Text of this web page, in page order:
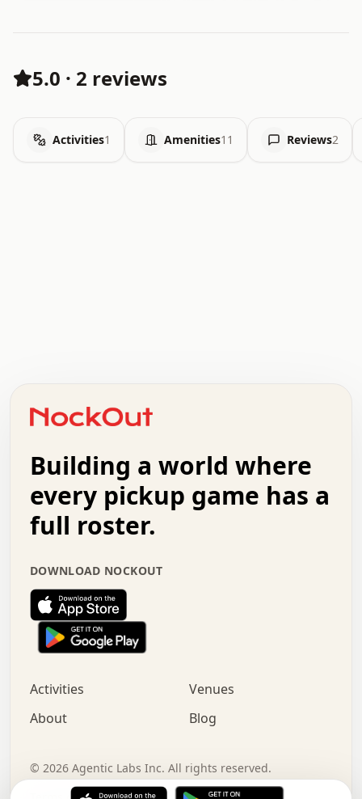
5.0 · 2 reviews
Activities1 Amenities11 Reviews2
+   .   .   .   .   .   .   .   .   .   +   .   .
.   .   .   .   .   .   .   .   .   .   .   :   .
.   .   .   .   +   .   .   .   .   .   .   .   +
.   :   .   .   .   .   .   .   .   .   o   .   .
.   .   x   .   .   .   .   .   .   :   .   .   o
.   .   .   .   :   .   .   .   .   o   .   .   .
.   .   .   .   .   .   .   :   .   .   .   .   .
.   .   .   .   .   .   .   +   .   .   x   .   .
.   .   .   .   .   :   +   .   .   .   .   .   o
.   .   .   .   .   .   .   .   .   .   .   .   .
.   .   :   o   .   .   .   .   .   .   .   +   .
.   o   .   .   .   .   x   .   .   .   .   .   .
+   .   o   .   .   .   .   o   .   .   .   .
.   +   .   .   .   .   .   .   .   .   :   .   x
.   .   .   .   .   .   .   .   .   .   .   .   .   .
Building a world where
every pickup game has a
full roster.
DOWNLOAD NOCKOUT
Activities
Venues
About
Blog
© 2026 Agentic Labs Inc. All rights reserved.